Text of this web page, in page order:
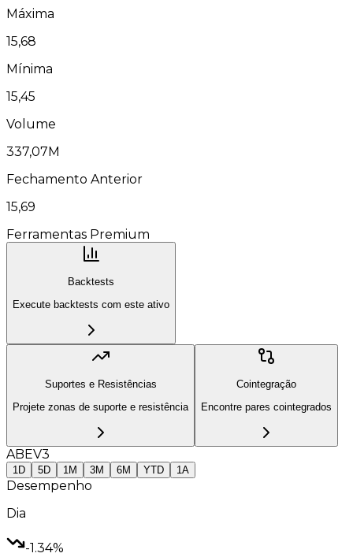
Máxima
15,68
Mínima
15,45
Volume
337,07M
Fechamento Anterior
15,69
Ferramentas Premium
Backtests
Execute backtests com este ativo
Suportes e Resistências
Projete zonas de suporte e resistência
Cointegração
Encontre pares cointegrados
ABEV3
1D 5D 1M 3M 6M YTD 1A
Desempenho
Dia
-1.34%